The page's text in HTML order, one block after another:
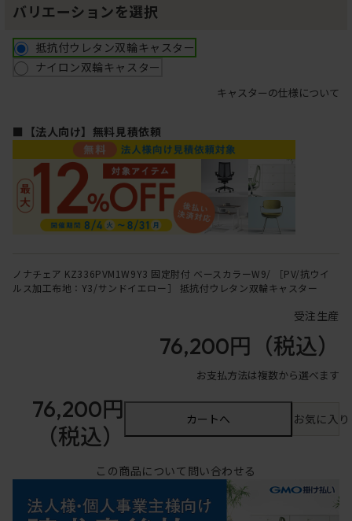
バリエーションを選択
抵抗付ウレタン双輪キャスター
ナイロン双輪キャスター
キャスターの仕様について
■【法人向け】無料見積依頼
ノナチェア KZ336PVM1W9Y3 固定肘付 ベースカラーW9/ ［PV/抗ウイ
ルス加工布地：Y3/サンドイエロー］ 抵抗付ウレタン双輪キャスター
受注生産
76,200円 （税込）
お支払方法は複数から選べます
76,200円
（税込）
カートへ お気に入
この商品について問い合わせる